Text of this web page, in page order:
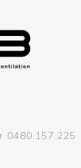
0480.157.225